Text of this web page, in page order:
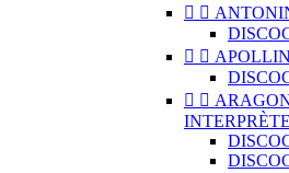
 
 
 